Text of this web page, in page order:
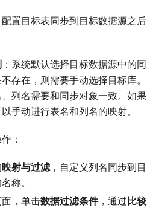
配置目标表同步到目标数据源之后
：系统默认选择目标数据源中的同
存在，则需要手动选择目标库。
列名需要和同步对象一致。如果
手动进行表名和列名的映射。
：
映射与过滤，自定义列名同步到目
称。
，单击数据过滤条件，通过比较